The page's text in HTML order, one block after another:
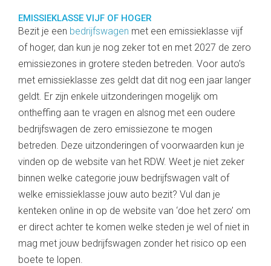
EMISSIEKLASSE VIJF OF HOGER
Bezit je een bedrijfswagen met een emissieklasse vijf
of hoger, dan kun je nog zeker tot en met 2027 de zero
emissiezones in grotere steden betreden. Voor auto’s
met emissieklasse zes geldt dat dit nog een jaar langer
geldt. Er zijn enkele uitzonderingen mogelijk om
ontheffing aan te vragen en alsnog met een oudere
bedrijfswagen de zero emissiezone te mogen
betreden. Deze uitzonderingen of voorwaarden kun je
vinden op de website van het RDW. Weet je niet zeker
binnen welke categorie jouw bedrijfswagen valt of
welke emissieklasse jouw auto bezit? Vul dan je
kenteken online in op de website van ‘doe het zero’ om
er direct achter te komen welke steden je wel of niet in
mag met jouw bedrijfswagen zonder het risico op een
boete te lopen.